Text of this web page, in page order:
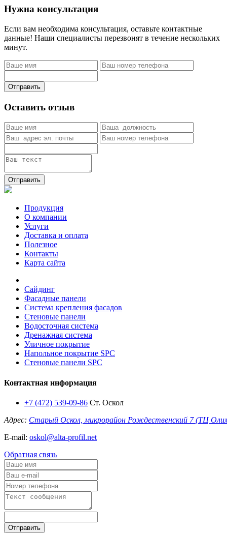
Нужна консультация
Если вам необходима консультация, оставьте контактные
данные! Наши специалисты перезвонят в течение нескольких
минут.
Отправить
Оставить отзыв
Отправить
Продукция
О компании
Услуги
Доставка и оплата
Полезное
Контакты
Карта сайта
Сайдинг
Фасадные панели
Система крепления фасадов
Стеновые панели
Водосточная система
Дренажная система
Уличное покрытие
Напольное покрытие SPC
Стеновые панели SPC
Контактная информация
+7 (472) 539-09-86 Ст. Оскол
Адрес: Старый Оскол, микрорайон Рождественский 7 (ТЦ
E-mail: oskol@alta-profil.net
Обратная связь
Отправить